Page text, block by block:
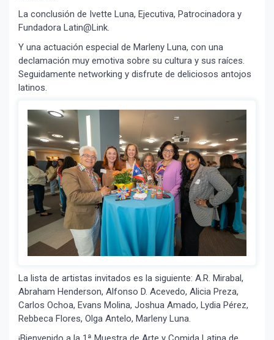
La conclusión de Ivette Luna, Ejecutiva, Patrocinadora y
Fundadora Latin@Link.
Y una actuación especial de Marleny Luna, con una
declamación muy emotiva sobre su cultura y sus raíces.
Seguidamente networking y disfrute de deliciosos antojos
latinos.
La lista de artistas invitados es la siguiente: A.R. Mirabal,
Abraham Henderson, Alfonso D. Acevedo, Alicia Preza,
Carlos Ochoa, Evans Molina, Joshua Amado, Lydia Pérez,
Rebbeca Flores, Olga Antelo, Marleny Luna.